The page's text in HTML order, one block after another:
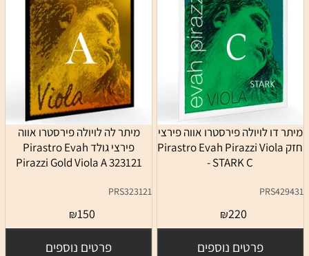
מיתר דו לויולה פירסטרו אווה פירצי
חזק Pirastro Evah Pirazzi Viola
- STARK C
PRS429431
₪220
פרטים נוספים
מיתר לה לויולה פירסטרו אווה
פירצי גולד Pirastro Evah
Pirazzi Gold Viola A 323121
PRS323121
₪150
פרטים נוספים